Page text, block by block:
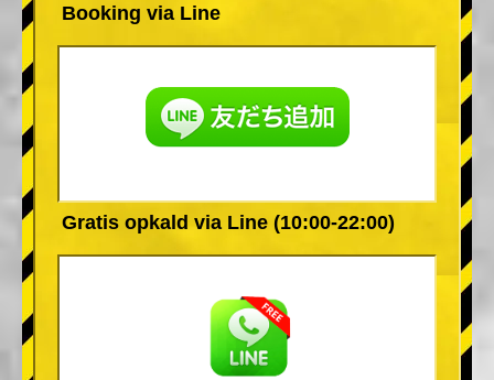
Booking via Line
Gratis opkald via Line (10:00-22:00)